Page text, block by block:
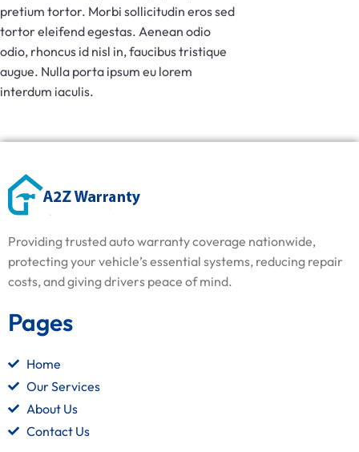
pretium tortor. Morbi sollicitudin eros sed
tortor eleifend egestas. Aenean odio
odio, rhoncus id nisl in, faucibus tristique
augue. Nulla porta ipsum eu lorem
interdum iaculis.
Providing trusted auto warranty coverage nationwide,
protecting your vehicle’s essential systems, reducing repair
costs, and giving drivers peace of mind.
Pages
Home
Our Services
About Us
Contact Us